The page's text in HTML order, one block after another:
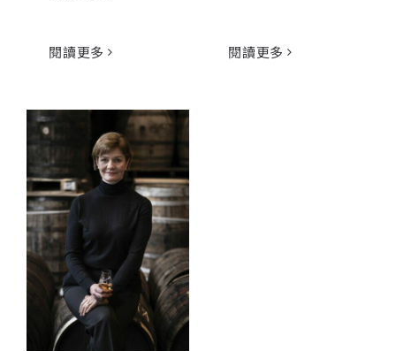
閱讀更多 閱讀更多
最佳首席調酒
師Stephanie
MacLeod展現
高超熟成桶陳
藝術 皇家柏克
萊與艾柏迪全
新「傑出桶
陳」系列限量